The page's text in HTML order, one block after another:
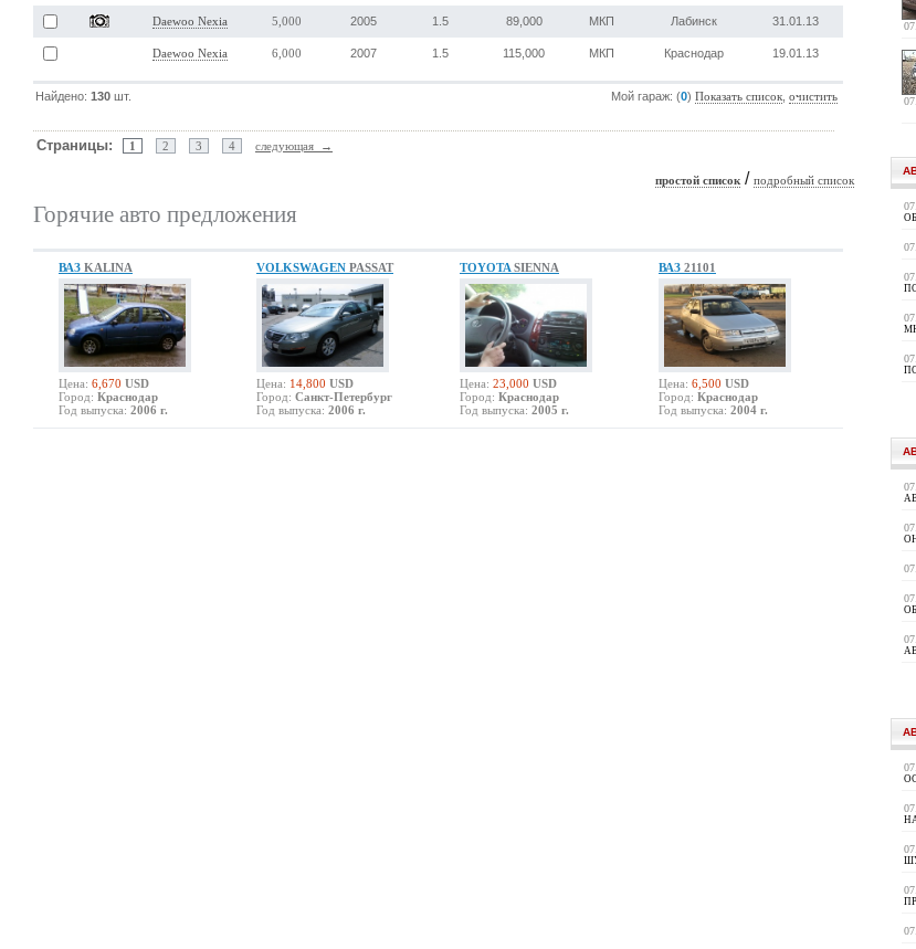
Daewoo Nexia 5,000 2005 1.5 89,000 МКП Лабинск 31.01.13
Daewoo Nexia 6,000 2007 1.5 115,000 МКП Краснодар 19.01.13
Найдено:130 шт. Мой гараж: (0)Показать список ,очистить
Страницы: 1 2 3 4 следующая →
простой список /подробный список
Горячие авто предложения
ВАЗ KALINA
Цена: 6,670 USD
Город: Краснодар
Год выпуска: 2006 г.
VOLKSWAGEN PASSAT
Цена: 14,800 USD
Город: Санкт-Петербург
Год выпуска: 2006 г.
TOYOTA SIENNA
Цена: 23,000 USD
Город: Краснодар
Год выпуска: 2005 г.
ВАЗ 21101
Цена: 6,500 USD
Город: Краснодар
Год выпуска: 2004 г.